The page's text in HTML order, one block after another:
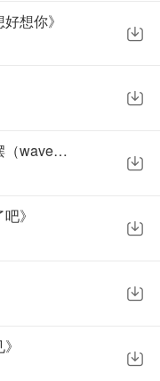
想你》
【挑战龙游话】念歌词—《摇摆（wave）》
》